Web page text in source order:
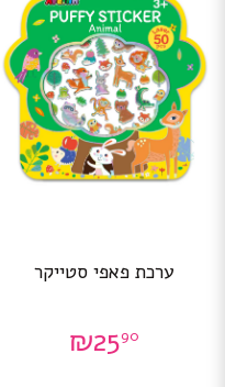
ערכת פאפי סטייקר
₪2590